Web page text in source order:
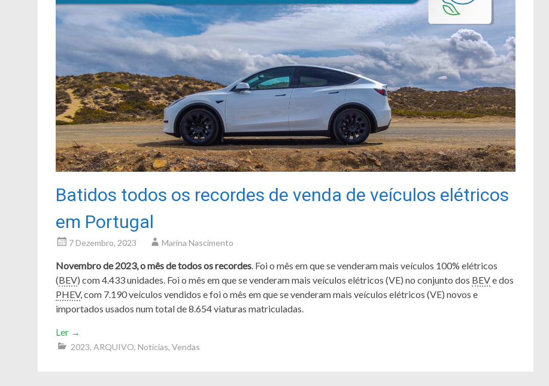
Batidos todos os recordes de venda de veículos elétricos
em Portugal
7 Dezembro, 2023 Marina Nascimento
Novembro de 2023, o mês de todos os recordes. Foi o mês em que se venderam mais veículos 100% elétricos
(BEV) com 4.433 unidades. Foi o mês em que se venderam mais veículos elétricos (VE) no conjunto dos BEVe dos
PHEV, com 7.190 veículos vendidos e foi o mês em que se venderam mais veículos elétricos (VE) novos e
importados usados num total de 8.654 viaturas matriculadas.
Ler →
2023, ARQUIVO, Notícias, Vendas